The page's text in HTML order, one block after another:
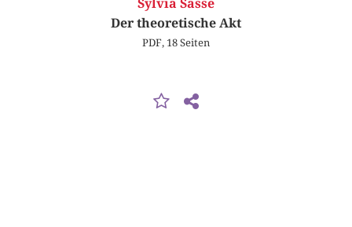
Sylvia Sasse
Der theoretische Akt
PDF, 18 Seiten